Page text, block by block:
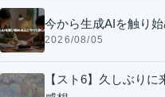
今から生成AIを触り
2026/08/05
【スト6】久しぶり